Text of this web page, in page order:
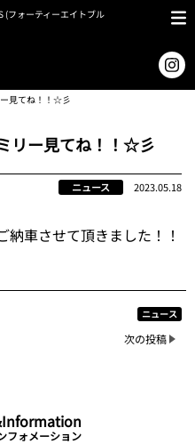
(フォーティーエイトブル
見てね！！☆彡
リー見てね！！☆彡
ニュース 2023.05.18
車させて頂きました！！
ニュース
次の投稿
フォメーション